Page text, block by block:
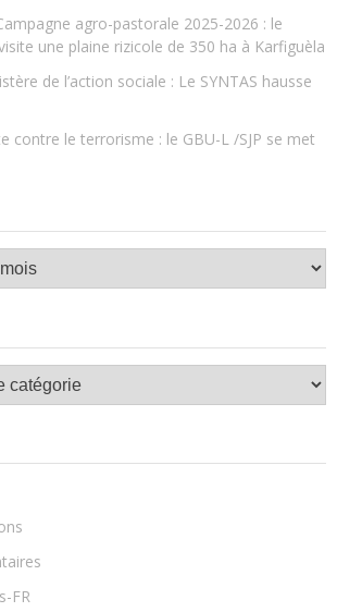
agro-pastorale 2025-2026 : le
une plaine rizicole de 350 ha à Karfiguèla
de l’action sociale : Le SYNTAS hausse
contre le terrorisme : le GBU-L /SJP se met
FR